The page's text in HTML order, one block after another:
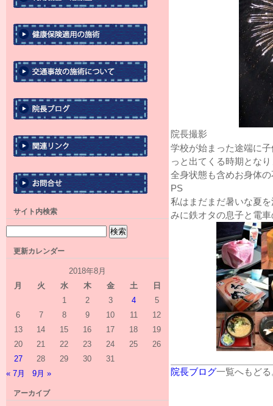
サイト内検索
更新カレンダー
2018年8月
月
火 水 木 金 土
日
1
2 3 4
5
6
7 8 9 10 11
12
13
14 15 16 17 18
19
20
21 22 23 24 25
26
27
28 29 30
31
« 7月
9月 »
アーカイブ
院長撮影
学校が始まった途端に
っと出てくる時期とな
全身状態も含めお身体
PS
私はまだまだ暑いな夏
みに鉄オタの息子と電
院長ブログ一覧へもどる